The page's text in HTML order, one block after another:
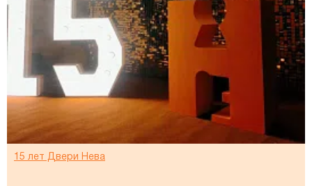
15 лет Двери Нева